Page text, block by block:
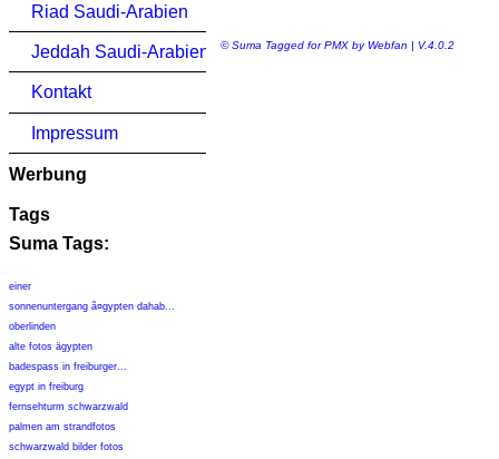
Riad Saudi-Arabien
Jeddah Saudi-Arabien
Kontakt
Impressum
Werbung
Tags
Suma Tags:
einer
sonnenuntergang ã¤gypten dahab...
oberlinden
alte fotos ägypten
badespass in freiburger...
egypt in freiburg
fernsehturm schwarzwald
palmen am strandfotos
schwarzwald bilder fotos
© Suma Tagged for PMX by Webfan | V.4.0.2